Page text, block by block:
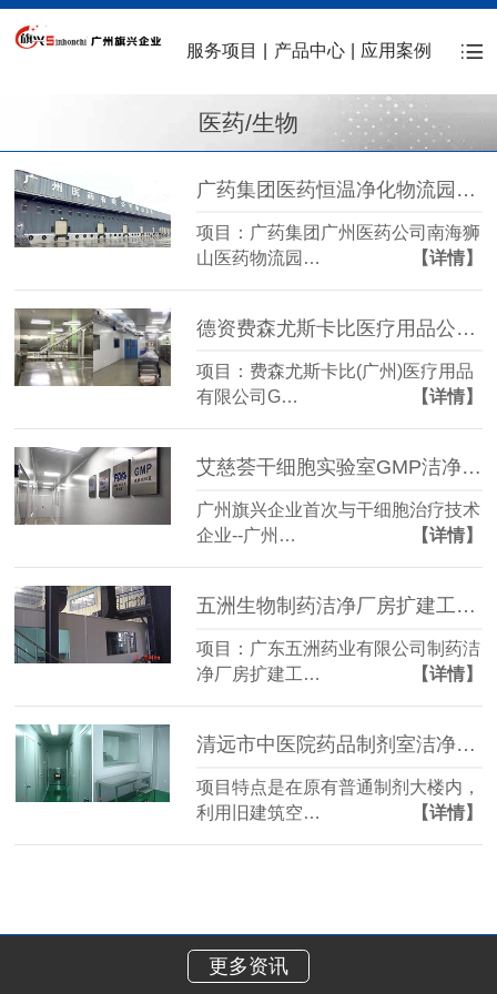
服务项目 产品中心 应用案例
医药/生物
广药集团医药恒温净化物流园恒温恒湿洁净案例
项目：广药集团广州医药公司南海狮
山医药物流园…
【详情】
德资费森尤斯卡比医疗用品公司净化厂房升级案例
项目：费森尤斯卡比(广州)医疗用品
有限公司G…
【详情】
艾慈荟干细胞实验室GMP洁净室净化工程改造项目
广州旗兴企业首次与干细胞治疗技术
企业--广州…
【详情】
五洲生物制药洁净厂房扩建工程案例
项目：广东五洲药业有限公司制药洁
净厂房扩建工…
【详情】
清远市中医院药品制剂室洁净工程
项目特点是在原有普通制剂大楼内，
利用旧建筑空…
【详情】
更多资讯